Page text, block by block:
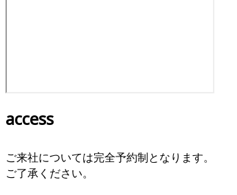
access
ご来社については完全予約制となります。
ご了承ください。